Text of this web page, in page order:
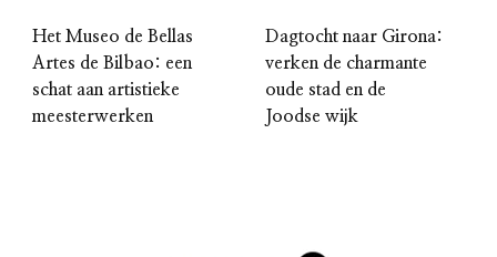
Het Museo de Bellas
Artes de Bilbao: een
schat aan artistieke
meesterwerken
Dagtocht naar Girona:
verken de charmante
oude stad en de
Joodse wijk